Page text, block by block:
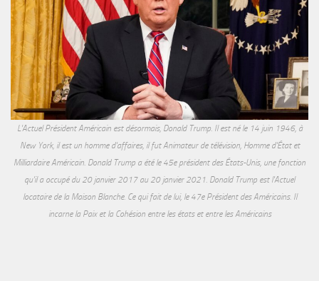
L'Actuel Président Américain est désormais, Donald Trump. Il est né le 14 juin 1946, à
New York, il est un homme d'affaires, il fut Animateur de télévision, Homme d'État et
Milliardaire Américain. Donald Trump a été le 45e président des États-Unis, une fonction
qu'il a occupé du 20 janvier 2017 au 20 janvier 2021. Donald Trump est l'Actuel
locataire de la Maison Blanche. Ce qui fait de lui, le 47e Président des Américains. Il
incarne la Paix et la Cohésion entre les états et entre les Américains